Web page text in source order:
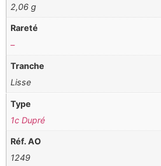
2,06 g
Rareté
–
Tranche
Lisse
Type
1c Dupré
Réf. AO
1249